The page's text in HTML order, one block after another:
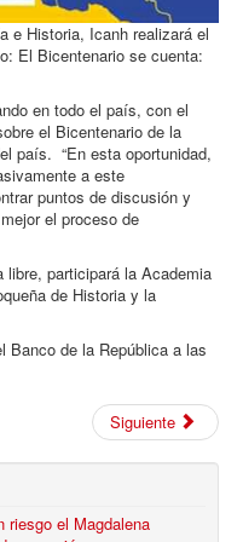
e Historia, Icanh realizará el
El Bicentenario se cuenta:
en todo el país, con el
el Bicentenario de la
país. “En esta oportunidad,
a este
puntos de discusión y
el proceso de
participará la Academia
de Historia y la
Banco de la República a las
Siguiente
riesgo el Magdalena